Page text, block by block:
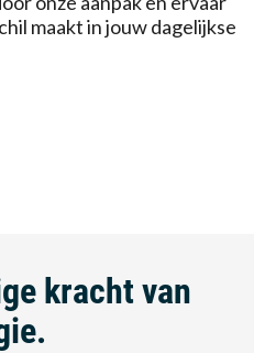
maakt in jouw dagelijkse
kracht van